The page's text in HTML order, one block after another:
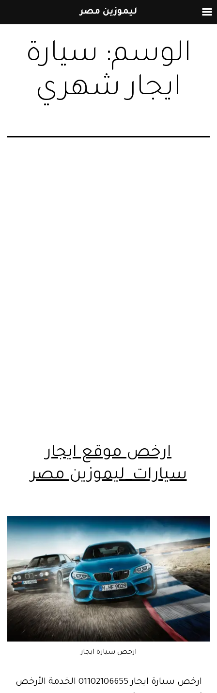
إلىالوسم: سيارة
ايجار شهري
ارخص موقع ايجار
سيارات_ليموزين مصر
ارخص سيارة ايجار
ارخص سيارة ايجار 01102106655 الخدمة الأرخص
ليموزين مصر